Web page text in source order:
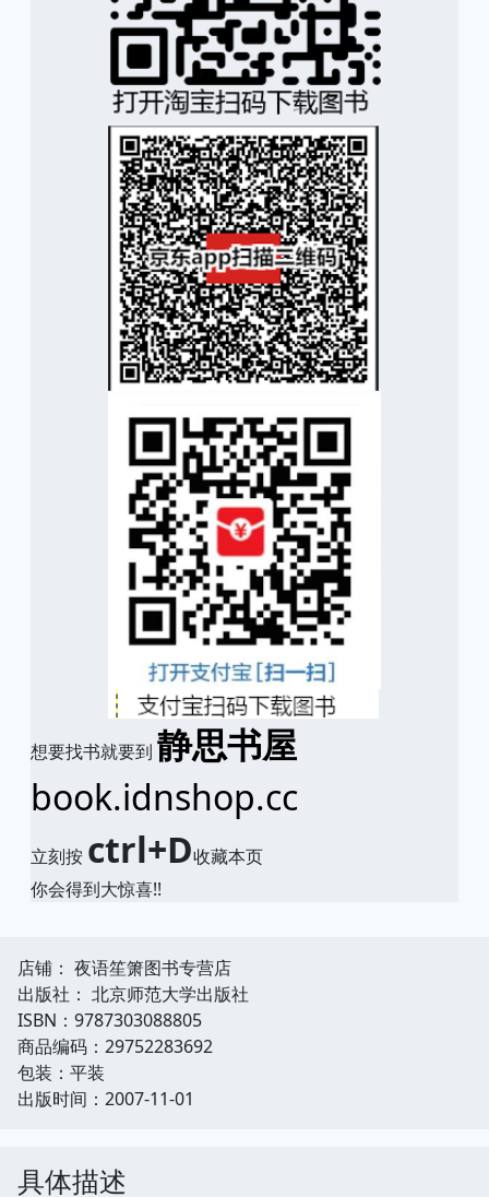
想要找书就要到 静思书屋
book.idnshop.cc
立刻按 ctrl+D收藏本页
你会得到大惊喜!!
店铺： 夜语笙箫图书专营店
出版社： 北京师范大学出版社
ISBN：9787303088805
商品编码：29752283692
包装：平装
出版时间：2007-11-01
具体描述